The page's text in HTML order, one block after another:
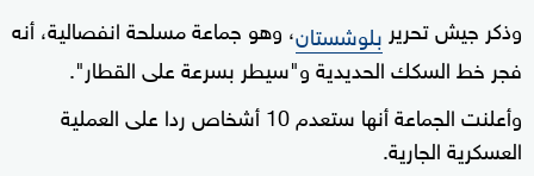
وذكر جيش تحرير بلوشستان، وهو جماعة مسلحة انفصالية، أنه
فجر خط السكك الحديدية و"سيطر بسرعة على القطار".
وأعلنت الجماعة أنها ستعدم 10 أشخاص ردا على العملية
العسكرية الجارية.